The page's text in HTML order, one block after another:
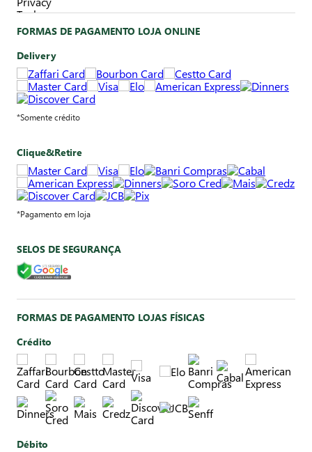
FORMAS DE PAGAMENTO LOJA ONLINE
Delivery
*Somente crédito
Clique&Retire
*Pagamento em loja
SELOS DE SEGURANÇA
FORMAS DE PAGAMENTO LOJAS FÍSICAS
Crédito
Débito